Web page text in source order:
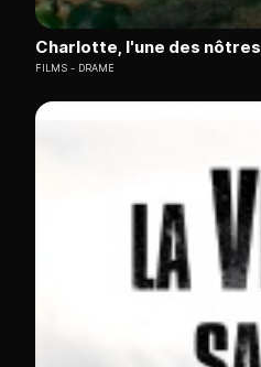
Charlotte, l'une des nôtres
FILMS DRAME